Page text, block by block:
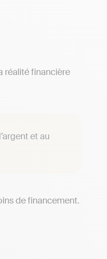
réalité financière
et au
de financement.